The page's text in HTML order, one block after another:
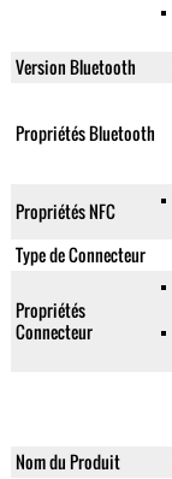
Version Bluetooth
Propriétés Bluetooth
Propriétés NFC
Type de Connecteur
Propriétés
Connecteur
Nom du Produit